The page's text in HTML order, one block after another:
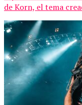
de Korn, el tema